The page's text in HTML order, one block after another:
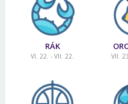
RÁK
VI. 22. - VII. 22. VII.